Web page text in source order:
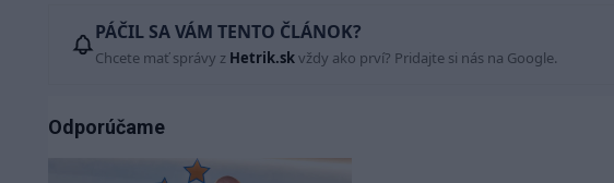
PÁČIL SA VÁM TENTO ČLÁNOK?
Chcete mať správy z Hetrik.skvždy ako prví? Pridajte si nás na Google.
Odporúčame